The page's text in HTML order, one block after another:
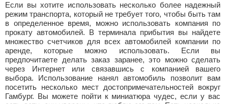
Если вы хотите использовать несколько более надежный
режим транспорта, который не требует того, чтобы быть там
в определенное время, можно использовать компания по
прокату автомобилей. В терминала прибытия вы найдете
множество счетчиков для всех автомобилей компании по
аренде, которые можно использовать. Если вы
предпочитаете делать заказ заранее, это можно сделать
через Интернет или связавшись с компанией вашего
выбора. Использование нанял автомобиль позволит вам
посетить несколько мест достопримечательностей вокруг
Гамбург. Вы можете пойти к миниатюра чудес, если у вас